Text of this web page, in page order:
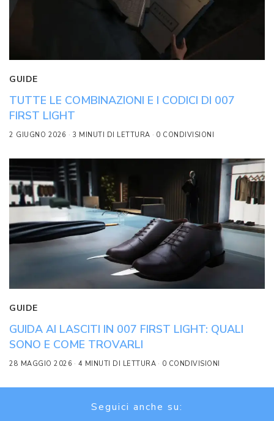
GUIDE
TUTTE LE COMBINAZIONI E I CODICI DI 007
FIRST LIGHT
2 GIUGNO 2026 3 MINUTI DI LETTURA 0 CONDIVISIONI
GUIDE
GUIDA AI LASCITI IN 007 FIRST LIGHT: QUALI
SONO E COME TROVARLI
28 MAGGIO 2026 4 MINUTI DI LETTURA 0 CONDIVISIONI
Seguici anche su: